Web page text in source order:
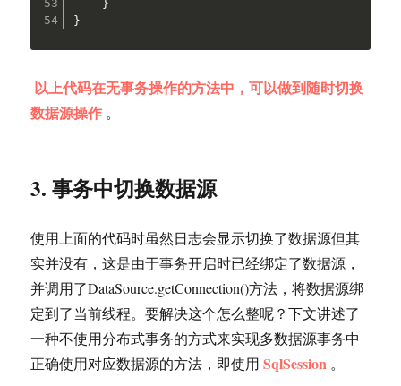
}
}
以上代码在无事务操作的方法中，可以做到随时切换
数据源操作 。
3. 事务中切换数据源
使用上面的代码时虽然日志会显示切换了数据源但其
实并没有，这是由于事务开启时已经绑定了数据源，
并调用了DataSource.getConnection()方法，将数据源绑
定到了当前线程。要解决这个怎么整呢？下文讲述了
一种不使用分布式事务的方式来实现多数据源事务中
正确使用对应数据源的方法，即使用 SqlSession 。